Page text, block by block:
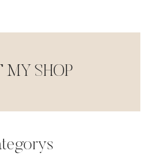
MY SHOP